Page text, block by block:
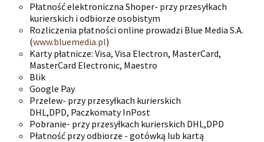
Płatność elektroniczna Shoper- przy przesyłkach
kurierskich i odbiorze osobistym
Rozliczenia płatności online prowadzi Blue Media S.A.
(www.bluemedia.pl)
Karty płatnicze: Visa, Visa Electron, MasterCard,
MasterCard Electronic, Maestro
Blik
Google Pay
Przelew- przy przesyłkach kurierskich
DHL,DPD, Paczkomaty InPost
Pobranie- przy przesyłkach kurierskich DHL,DPD
Płatność przy odbiorze - gotówką lub kartą